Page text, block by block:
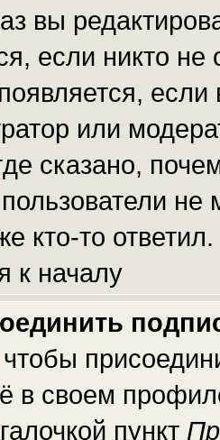
вы
если никто
или
сказано,
не
кто-то ответил.
к началу
в своем
пункт